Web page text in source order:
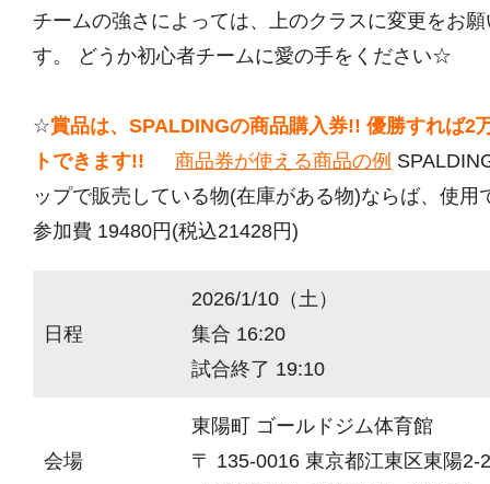
チームの強さによっては、上のクラスに変更をお
す。 どうか初心者チームに愛の手をください☆
☆賞品は、SPALDINGの商品購入券!! 優勝すれば2
トできます!!
商品券が使える商品の例
ップで販売している物(在庫がある物)ならば、使用
参加費 19480円(税込21428円)
日程
2026/1/10（土）
集合 16:20
試合終了 19:10
会場
東陽町 ゴールドジム体育館
〒 135-0016 東京都江東区東陽2-